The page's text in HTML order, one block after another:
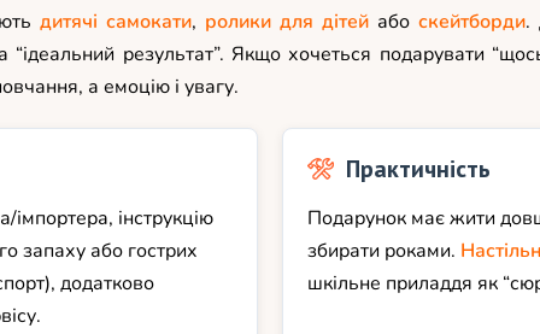
дитячі самокати, ролики для дітей або скейтборди.
результат”. Якщо хочеться подарувати
а емоцію і увагу.
імпортера, інструкцію
запаху або гострих
додатково
Практичність
Подарунок має жити
збирати роками.
шкільне приладдя як